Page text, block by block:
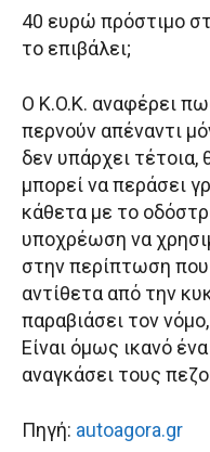
40 ευρώ πρόστιμο
το επιβάλει;
O K.O.K. αναφέρει
περνούν απέναντι
δεν υπάρχει τέτοια,
μπορεί να περάσει
κάθετα με το
υποχρέωση να
στην περίπτωση που
αντίθετα από την
παραβιάσει τον
Είναι όμως ικανό
αναγκάσει τους
Πηγή: autoagora.gr